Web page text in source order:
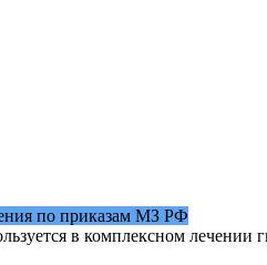
по приказам МЗ РФ
в комплексном